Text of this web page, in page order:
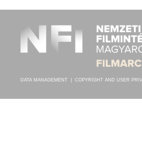
DATA MANAGEMENT COPYRIGHT AND USER